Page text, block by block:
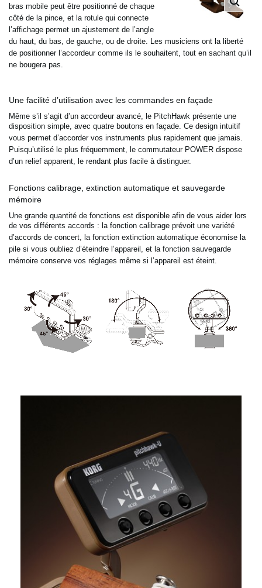
bras mobile peut être positionné de chaque
côté de la pince, et la rotule qui connecte
l’affichage permet un ajustement de l’angle
du haut, du bas, de gauche, ou de droite. Les musiciens ont la liberté
de positionner l’accordeur comme ils le souhaitent, tout en sachant qu’il
ne bougera pas.
Une facilité d’utilisation avec les commandes en façade
Même s’il s’agit d’un accordeur avancé, le PitchHawk présente une
disposition simple, avec quatre boutons en façade. Ce design intuitif
vous permet d’accorder vos instruments plus rapidement que jamais.
Puisqu’utilisé le plus fréquemment, le commutateur POWER dispose
d’un relief apparent, le rendant plus facile à distinguer.
Fonctions calibrage, extinction automatique et sauvegarde
mémoire
Une grande quantité de fonctions est disponible afin de vous aider lors
de vos différents accords : la fonction calibrage prévoit une variété
d’accords de concert, la fonction extinction automatique économise la
pile si vous oubliez d’éteindre l’appareil, et la fonction sauvegarde
mémoire conserve vos réglages même si l’appareil est éteint.